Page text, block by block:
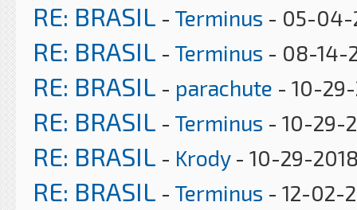
RE: BRASIL - Terminus - 05-04-
RE: BRASIL - Terminus - 08-14-
RE: BRASIL - parachute - 10-
RE: BRASIL - Terminus - 10-29-
RE: BRASIL - Krody- 10-29-
RE: BRASIL - Terminus - 12-02-